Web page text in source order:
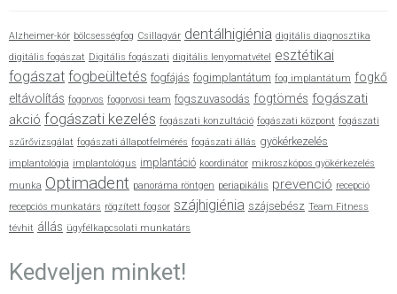
Alzheimer-kór bölcsességfog Csillagvár dentálhigiénia digitális diagnosztika
digitális fogászat Digitális fogászati digitális lenyomatvétel esztétikai
fogászat fogbeültetés fogfájás fogimplantátum fog implantátum fogkő
eltávolítás fogorvos fogorvosi team fogszuvasodás fogtömés fogászati
akció fogászati kezelés fogászati konzultáció fogászati központ fogászati
szűrővizsgálat fogászati állapotfelmérés fogászati állás gyökérkezelés
implantológia implantológus implantáció koordinátor mikroszkópos gyökérkezelés
munka Optimadent panoráma röntgen periapikális prevenció recepció
recepciós munkatárs rögzített fogsor szájhigiénia szájsebész Team Fitness
tévhit állás ügyfélkapcsolati munkatárs
Kedveljen minket!